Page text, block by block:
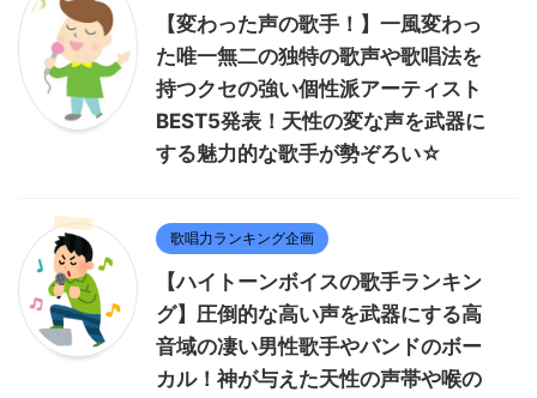
【変わった声の歌手！】一風変わっ
た唯一無二の独特の歌声や歌唱法を
持つクセの強い個性派アーティスト
BEST5発表！天性の変な声を武器に
する魅力的な歌手が勢ぞろい☆
歌唱力ランキング企画
【ハイトーンボイスの歌手ランキン
グ】圧倒的な高い声を武器にする高
音域の凄い男性歌手やバンドのボー
カル！神が与えた天性の声帯や喉の